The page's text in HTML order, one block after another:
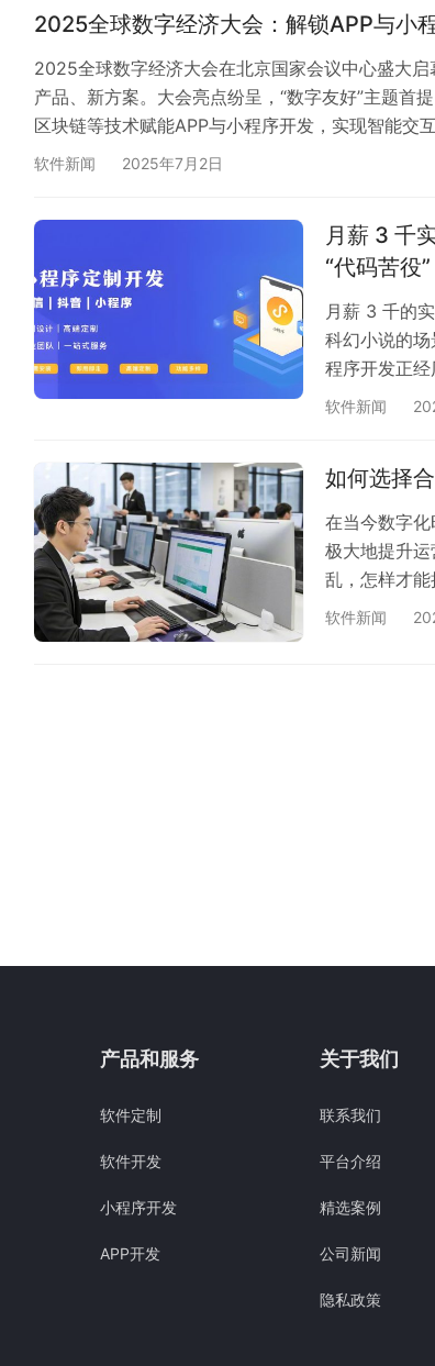
路径清晰。
2025全球数字经济大会：解锁APP与小
2025全球数字经济大会在北京国家会议中心盛大
产品、新方案。大会亮点纷呈，“数字友好”主题首
区块链等技术赋能APP与小程序开发，实现智能交
济产业国际交流、数字医疗与低空经济等领域。未
软件新闻 2025年7月2日
月薪 3 千
“代码苦役
月薪 3 千的
科幻小说的
程序开发正
完整应用。
软件新闻
如何选择
在当今数字
极大地提升
乱，怎样才
步：明确需
软件新闻
产品和服务
软件定制
软件开发
小程序开发
APP开发
关于我们
联系我们
平台介绍
精选案例
公司新闻
隐私政策